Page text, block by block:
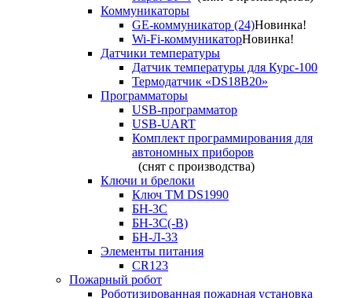
Коммуникаторы
GE-коммуникатор (24)Новинка!
Wi-Fi-коммуникаторНовинка!
Датчики температуры
Датчик температуры для Курс-100
Термодатчик «DS18B20»
Программаторы
USB-программатор
USB-UART
Комплект программирования для
автономных приборов
(снят с производства)
Ключи и брелоки
Ключ TM DS1990
БН-3С
БН-3С(-В)
БН-Л-33
Элементы питания
CR123
Пожарный робот
Роботизированная пожарная установка